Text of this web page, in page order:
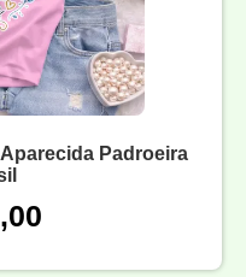
Padroeira